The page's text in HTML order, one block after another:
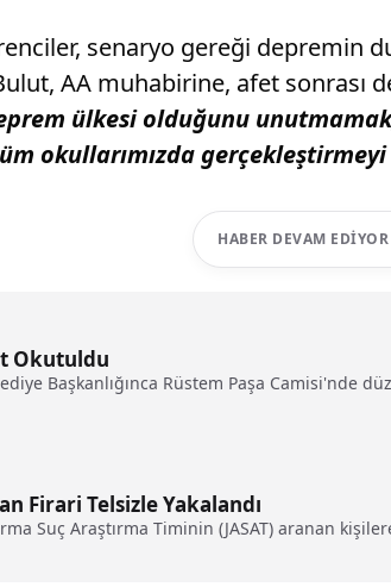
senaryo gereği depremin
AA muhabirine, afet sonrası
ülkesi olduğunu
okullarımızda
HABER DEVAM EDIYOR
Okutuldu
Başkanlığınca Rüstem Paşa
Firari Telsizle Yakalandı
Suç Araştırma Timinin (JASAT) aranan